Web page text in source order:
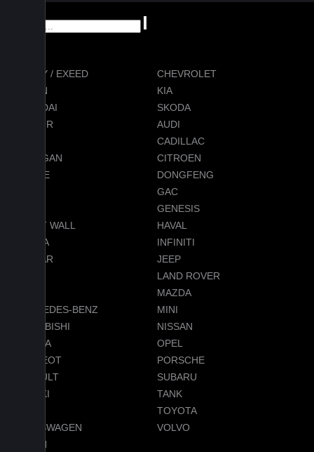
CHERY / EXEED
CHEVROLET
RAVON
KIA
HYUNDAI
SKODA
JETOUR
AUDI
CADILLAC
CHANGAN
CITROEN
DODGE
DONGFENG
GAC
GENESIS
GREAT WALL
HAVAL
HONDA
INFINITI
JAGUAR
JEEP
LAND ROVER
MAZDA
MERCEDES-BENZ
MINI
MITSUBISHI
NISSAN
OMODA
OPEL
PEUGEOT
PORSCHE
RENAULT
SUBARU
SUZUKI
TANK
TOYOTA
VOLKSWAGEN
VOLVO
VOYAH